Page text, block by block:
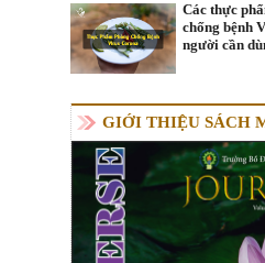
Các thực
chống bệnh
người cần
GIỚI THIỆU SÁCH